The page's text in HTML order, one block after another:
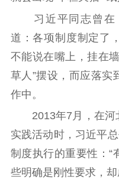
习近平同志曾在
道：各项制度制定了
不能说在嘴上，挂在
草人”摆设，而应落实
作中。
2013年7月，在河
实践活动时，习近平
制度执行的重要性：“
些明确是刚性要求，却